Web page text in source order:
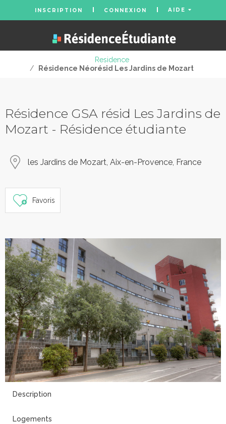
INSCRIPTION CONNEXION AIDE
Residence
/
Résidence Néorésid Les Jardins de Mozart
Résidence GSA résid Les Jardins de
Mozart - Résidence étudiante
les Jardins de Mozart, Aix-en-Provence, France
Favoris
Description
Logements